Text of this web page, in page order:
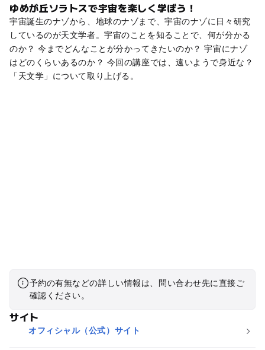
ゆめが丘ソラトスで宇宙を楽しく学ぼう！
宇宙誕生のナゾから、地球のナゾまで、宇宙のナゾに日々研究
しているのが天文学者。宇宙のことを知ることで、何が分かる
のか？ 今までどんなことが分かってきたいのか？ 宇宙にナゾ
はどのくらいあるのか？ 今回の講座では、遠いようで身近な？
「天文学」について取り上げる。
予約の有無などの詳しい情報は、問い合わせ先に直接ご
確認ください。
サイト
オフィシャル（公式）サイト